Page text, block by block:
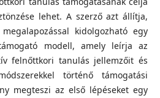
lehet. A szerző azt állítja,
kidolgozható egy
modell, amely leírja az
felnőttkori tanulás jellemzőit és
történő támogatási
megteszi az első lépéseket egy